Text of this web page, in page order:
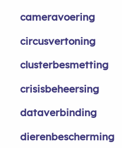
cameravoering
circusvertoning
clusterbesmetting
crisisbeheersing
dataverbinding
dierenbescherming